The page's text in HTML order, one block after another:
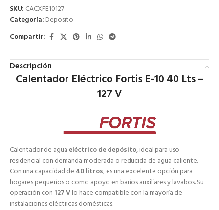
SKU: CACXFE10127
Categoría: Deposito
Compartir:
Descripción
Calentador Eléctrico Fortis E-10 40 Lts –
127 V
Calentador de aguaeléctrico de depósito, ideal para uso
residencial con demanda moderada o reducida de agua caliente.
Con una capacidad de 40 litros, es una excelente opción para
hogares pequeños o como apoyo en baños auxiliares y lavabos. Su
operación con 127 Vlo hace compatible con la mayoría de
instalaciones eléctricas domésticas.